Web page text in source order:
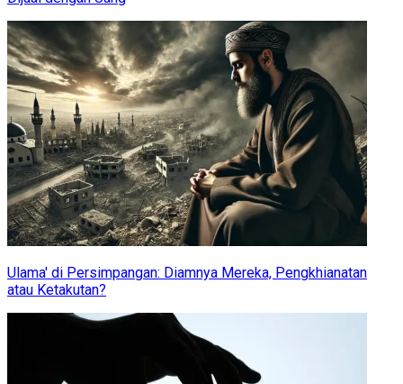
Ulama' di Persimpangan: Diamnya Mereka, Pengkhianatan
atau Ketakutan?